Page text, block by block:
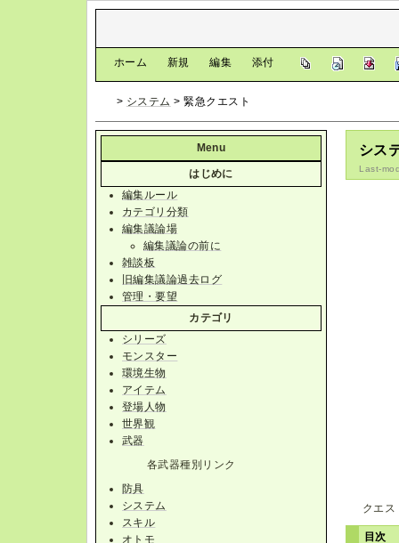
ホーム 新規 編集 添付
> システム > 緊急クエスト
シス
Last-
クエス
目次
Menu
はじめに
編集ルール
カテゴリ分類
編集議論場
編集議論の前に
雑談板
旧編集議論過去ログ
管理・要望
カテゴリ
シリーズ
モンスター
環境生物
アイテム
登場人物
世界観
武器
各武器種別リンク
防具
システム
スキル
オトモ